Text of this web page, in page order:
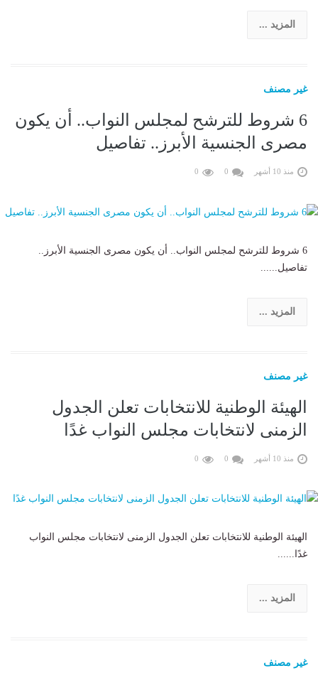
المزيد ...
غير مصنف
6 شروط للترشح لمجلس النواب.. أن يكون
مصرى الجنسية الأبرز.. تفاصيل
منذ 10 أشهر 0
0
6 شروط للترشح لمجلس النواب.. أن يكون مصرى الجنسية الأبرز..
تفاصيل......
المزيد ...
غير مصنف
الهيئة الوطنية للانتخابات تعلن الجدول
الزمنى لانتخابات مجلس النواب غدًا
منذ 10 أشهر 0
0
الهيئة الوطنية للانتخابات تعلن الجدول الزمنى لانتخابات مجلس النواب
غدًا......
المزيد ...
غير مصنف